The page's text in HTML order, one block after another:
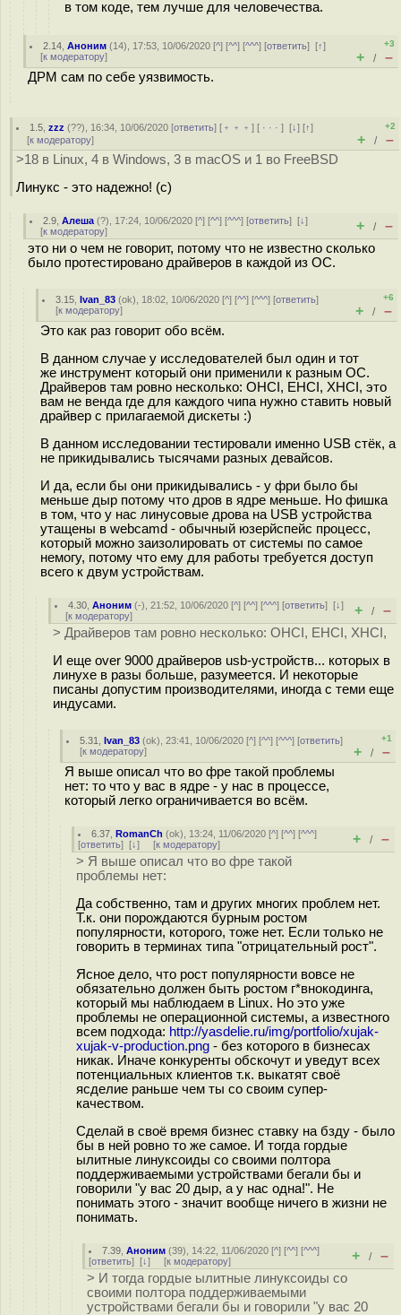
в том коде, тем лучше для человечества.
2.14 ,Аноним (14), 17:53, 10/06/2020 [^] [^^] [^^^] [ответить][↑]
[к модератору]
+3
+ / –
ДРМ сам по себе уязвимость.
1.5 ,zzz (??), 16:34, 10/06/2020 [ответить] [ ﹢﹢﹢] [ · · ·][↓] [↑]
[к модератору]
+2
+ / –
>18 в Linux, 4 в Windows, 3 в macOS и 1 во FreeBSD
Линукс - это надежно! (с)
2.9 ,Алеша (?), 17:24, 10/06/2020 [^] [^^] [^^^] [ответить][↓]
[к модератору] + / –
это ни о чем не говорит, потому что не известно сколько
было протестировано драйверов в каждой из ОС.
3.15 ,Ivan_83 (ok), 18:02, 10/06/2020 [^] [^^] [^^^] [ответить]
[к модератору]
+6
+ / –
Это как раз говорит обо всём.
В данном случае у исследователей был один и тот
же инструмент который они применили к разным ОС.
Драйверов там ровно несколько: OHCI, EHCI, XHCI, это
вам не венда где для каждого чипа нужно ставить новый
драйвер с прилагаемой дискеты :)
В данном исследовании тестировали именно USB стёк, а
не прикидывались тысячами разных девайсов.
И да, если бы они прикидывались - у фри было бы
меньше дыр потому что дров в ядре меньше. Но фишка
в том, что у нас линусовые дрова на USB устройства
утащены в webcamd - обычный юзерйспейс процесс,
который можно заизолировать от системы по самое
немогу, потому что ему для работы требуется доступ
всего к двум устройствам.
4.30 ,Аноним (-), 21:52, 10/06/2020 [^] [^^] [^^^] [ответить][↓]
[к модератору] + / –
> Драйверов там ровно несколько: OHCI, EHCI, XHCI,
И еще over 9000 драйверов usb-устройств... которых в
линухе в разы больше, разумеется. И некоторые
писаны допустим производителями, иногда с теми еще
индусами.
5.31 ,Ivan_83 (ok), 23:41, 10/06/2020 [^] [^^] [^^^] [ответить]
[к модератору]
+1
+ / –
Я выше описал что во фре такой проблемы
нет: то что у вас в ядре - у нас в процессе,
который легко ограничивается во всём.
6.37 ,RomanCh (ok), 13:24, 11/06/2020 [^] [^^] [^^^]
[ответить] [↓] [к модератору] + / –
> Я выше описал что во фре такой
проблемы нет:
Да собственно, там и других многих проблем нет.
Т.к. они порождаются бурным ростом
популярности, которого, тоже нет. Если только не
говорить в терминах типа "отрицательный рост".
Ясное дело, что рост популярности вовсе не
обязательно должен быть ростом г*внокодинга,
который мы наблюдаем в Linux. Но это уже
проблемы не операционной системы, а известного
всем подхода: http://yasdelie.ru/img/portfolio/xujak-
xujak-v-production.png - без которого в бизнесах
никак. Иначе конкуренты обскочут и уведут всех
потенциальных клиентов т.к. выкатят своё
ясделие раньше чем ты со своим супер-
качеством.
Сделай в своё время бизнес ставку на бзду - было
бы в ней ровно то же самое. И тогда гордые
ылитные линуксоиды со своими полтора
поддерживаемыми устройствами бегали бы и
говорили "у вас 20 дыр, а у нас одна!". Не
понимать этого - значит вообще ничего в жизни не
понимать.
7.39 ,Аноним (39), 14:22, 11/06/2020 [^] [^^] [^^^]
[ответить] [↓] [к модератору] + / –
> И тогда гордые ылитные линуксоиды со
своими полтора поддерживаемыми
устройствами бегали бы и говорили "у вас 20